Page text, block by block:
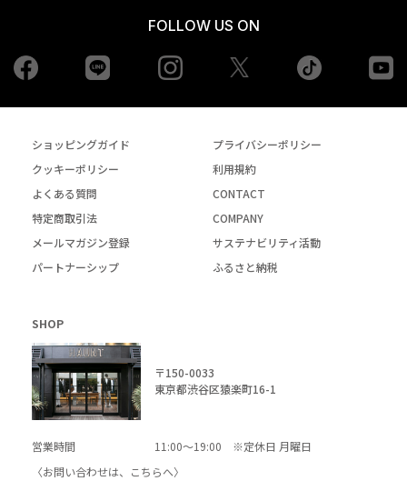
FOLLOW US ON
Facebook Instagram tiktok
ショッピングガイド
プライバシーポリシー
クッキーポリシー
利用規約
よくある質問
CONTACT
特定商取引法
COMPANY
メールマガジン登録
サステナビリティ活動
パートナーシップ
ふるさと納税
SHOP
〒150-0033
東京都渋谷区猿楽町16-1
営業時間
11:00～19:00 ※定休日 月曜日
〈お問い合わせは、
こちらへ〉